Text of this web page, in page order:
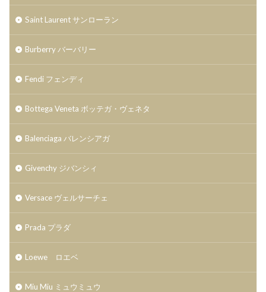
Saint Laurent サンローラン
Burberry バーバリー
Fendi フェンディ
Bottega Veneta ボッテガ・ヴェネタ
Balenciaga バレンシアガ
Givenchy ジバンシィ
Versace ヴェルサーチェ
Prada プラダ
Loewe ロエベ
Miu Miu ミュウミュウ